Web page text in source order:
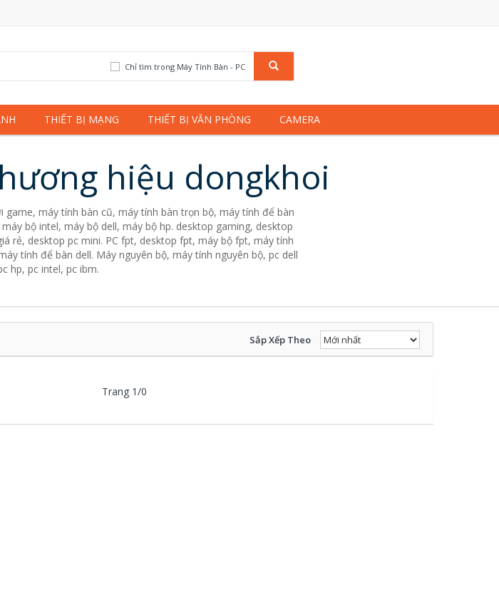
Chỉ tìm trong Máy Tính Bàn - PC
THIẾT BỊ MẠNG THIẾT BỊ VĂN PHÒNG CAMERA
hiệu dongkhoi
máy tính bàn cũ, máy tính bàn trọn bộ, máy tính để bàn
bộ intel, máy bộ dell, máy bộ hp. desktop gaming, desktop
rẻ, desktop pc mini. PC fpt, desktop fpt, máy bộ fpt, máy tính
tính để bàn dell. Máy nguyên bộ, máy tính nguyên bộ, pc dell
hp, pc intel, pc ibm.
Sắp Xếp Theo
Trang 1/0